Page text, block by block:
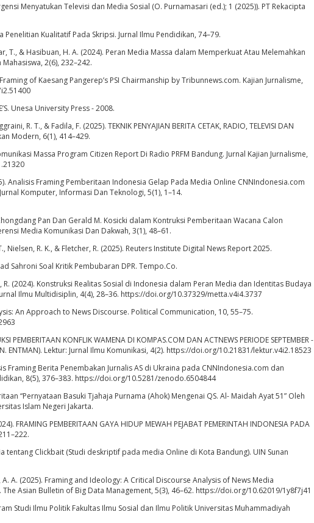
Menyatukan Televisi dan Media Sosial (O. Purnamasari (ed.); 1 (2025)). PT Rekacipta
Penelitian Kualitatif Pada Skripsi. Jurnal Ilmu Pendidikan, 74–79.
T., & Hasibuan, H. A. (2024). Peran Media Massa dalam Memperkuat Atau Melemahkan
2(6), 232–242.
of Kaesang Pangerep’s PSI Chairmanship by Tribunnews.com. Kajian Jurnalisme,
Unesa University Press - 2008.
R. T., & Fadila, F. (2025). TEKNIK PENYAJIAN BERITA CETAK, RADIO, TELEVISI DAN
Modern, 6(1), 414–429.
Massa Program Citizen Report Di Radio PRFM Bandung. Jurnal Kajian Jurnalisme,
Analisis Framing Pemberitaan Indonesia Gelap Pada Media Online CNNIndonesia.com
Komputer, Informasi Dan Teknologi, 5(1), 1–14.
Pan Dan Gerald M. Kosicki dalam Kontruksi Pemberitaan Wacana Calon
Media Komunikasi Dan Dakwah, 3(1), 48–61.
Nielsen, R. K., & Fletcher, R. (2025). Reuters Institute Digital News Report 2025.
Sahroni Soal Kritik Pembubaran DPR. Tempo.Co.
R. (2024). Konstruksi Realitas Sosial di Indonesia dalam Peran Media dan Identitas Budaya
Ilmu Multidisiplin, 4(4), 28–36. https://doi.org/10.37329/metta.v4i4.3737
An Approach to News Discourse. Political Communication, 10, 55–75.
PEMBERITAAN KONFLIK WAMENA DI KOMPAS.COM DAN ACTNEWS PERIODE SEPTEMBER -
N. ENTMAN). Lektur: Jurnal Ilmu Komunikasi, 4(2). https://doi.org/10.21831/lektur.v4i2.18523
Framing Berita Penembakan Jurnalis AS di Ukraina pada CNNIndonesia.com dan
8(5), 376–383. https://doi.org/10.5281/zenodo.6504844
“Pernyataan Basuki Tjahaja Purnama (Ahok) Mengenai QS. Al- Maidah Ayat 51” Oleh
Islam Negeri Jakarta.
FRAMING PEMBERITAAN GAYA HIDUP MEWAH PEJABAT PEMERINTAH INDONESIA PADA
tentang Clickbait (Studi deskriptif pada media Online di Kota Bandung). UIN Sunan
A. A. (2025). Framing and Ideology: A Critical Discourse Analysis of News Media
Asian Bulletin of Big Data Management, 5(3), 46–62. https://doi.org/10.62019/1y8f7j41
Studi Ilmu Politik Fakultas Ilmu Sosial dan Ilmu Politik Universitas Muhammadiyah